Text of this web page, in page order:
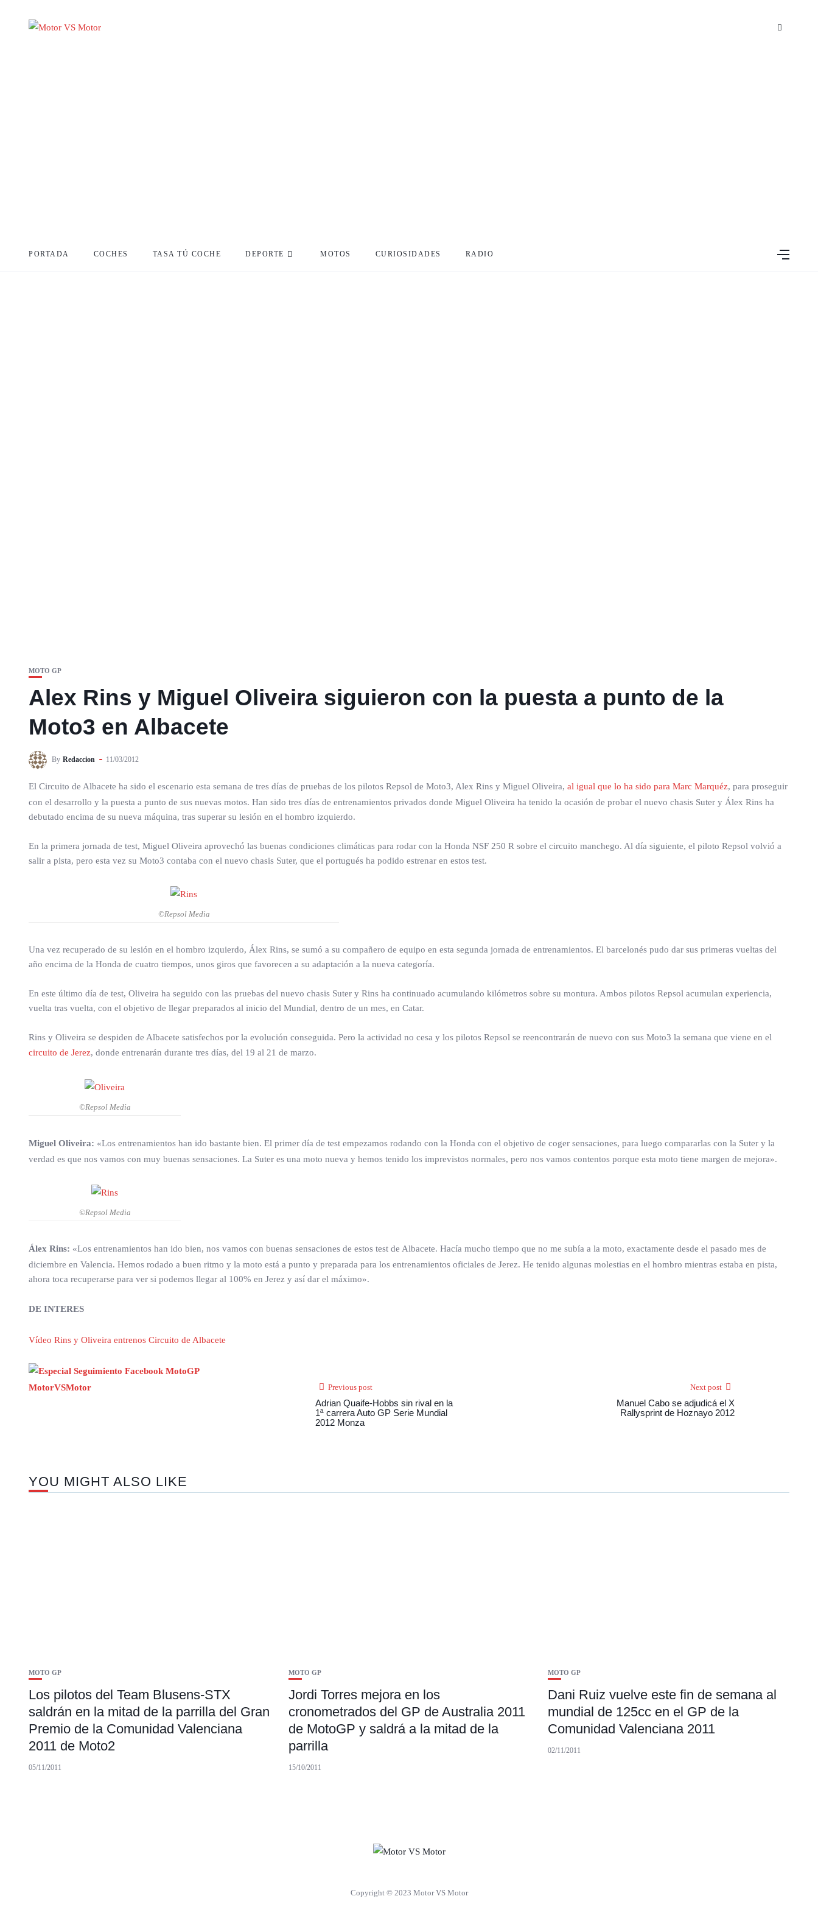
PORTADA COCHES TASA TÚ COCHE DEPORTE MOTOS CURIOSIDADES RADIO
MOTO GP
Alex Rins y Miguel Oliveira siguieron con la puesta a punto de la
Moto3 en Albacete
By Redaccion 11/03/2012
El Circuito de Albacete ha sido el escenario esta semana de tres días de pruebas de los pilotos Repsol de Moto3, Alex Rins y Miguel Oliveira, al igual que lo ha sido para Marc Marquéz, para proseguir
con el desarrollo y la puesta a punto de sus nuevas motos. Han sido tres días de entrenamientos privados donde Miguel Oliveira ha tenido la ocasión de probar el nuevo chasis Suter y Álex Rins ha
debutado encima de su nueva máquina, tras superar su lesión en el hombro izquierdo.
En la primera jornada de test, Miguel Oliveira aprovechó las buenas condiciones climáticas para rodar con la Honda NSF 250 R sobre el circuito manchego. Al día siguiente, el piloto Repsol volvió a
salir a pista, pero esta vez su Moto3 contaba con el nuevo chasis Suter, que el portugués ha podido estrenar en estos test.
©Repsol Media
Una vez recuperado de su lesión en el hombro izquierdo, Álex Rins, se sumó a su compañero de equipo en esta segunda jornada de entrenamientos. El barcelonés pudo dar sus primeras vueltas del
año encima de la Honda de cuatro tiempos, unos giros que favorecen a su adaptación a la nueva categoría.
En este último día de test, Oliveira ha seguido con las pruebas del nuevo chasis Suter y Rins ha continuado acumulando kilómetros sobre su montura. Ambos pilotos Repsol acumulan experiencia,
vuelta tras vuelta, con el objetivo de llegar preparados al inicio del Mundial, dentro de un mes, en Catar.
Rins y Oliveira se despiden de Albacete satisfechos por la evolución conseguida. Pero la actividad no cesa y los pilotos Repsol se reencontrarán de nuevo con sus Moto3 la semana que viene en el
circuito de Jerez, donde entrenarán durante tres días, del 19 al 21 de marzo.
©Repsol Media
Miguel Oliveira: «Los entrenamientos han ido bastante bien. El primer día de test empezamos rodando con la Honda con el objetivo de coger sensaciones, para luego compararlas con la Suter y la
verdad es que nos vamos con muy buenas sensaciones. La Suter es una moto nueva y hemos tenido los imprevistos normales, pero nos vamos contentos porque esta moto tiene margen de mejora».
©Repsol Media
Álex Rins: «Los entrenamientos han ido bien, nos vamos con buenas sensaciones de estos test de Albacete. Hacía mucho tiempo que no me subía a la moto, exactamente desde el pasado mes de
diciembre en Valencia. Hemos rodado a buen ritmo y la moto está a punto y preparada para los entrenamientos oficiales de Jerez. He tenido algunas molestias en el hombro mientras estaba en pista,
ahora toca recuperarse para ver si podemos llegar al 100% en Jerez y así dar el máximo».
DE INTERES
Vídeo Rins y Oliveira entrenos Circuito de Albacete
Previous post
Adrian Quaife-Hobbs sin rival en la
1ª carrera Auto GP Serie Mundial
2012 Monza
Next post
Manuel Cabo se adjudicá el X
Rallysprint de Hoznayo 2012
YOU MIGHT ALSO LIKE
MOTO GP
Los pilotos del Team Blusens-STX
saldrán en la mitad de la parrilla del Gran
Premio de la Comunidad Valenciana
2011 de Moto2
05/11/2011
MOTO GP
Jordi Torres mejora en los
cronometrados del GP de Australia 2011
de MotoGP y saldrá a la mitad de la
parrilla
15/10/2011
MOTO GP
Dani Ruiz vuelve este fin de semana al
mundial de 125cc en el GP de la
Comunidad Valenciana 2011
02/11/2011
Copyright © 2023 Motor VS Motor